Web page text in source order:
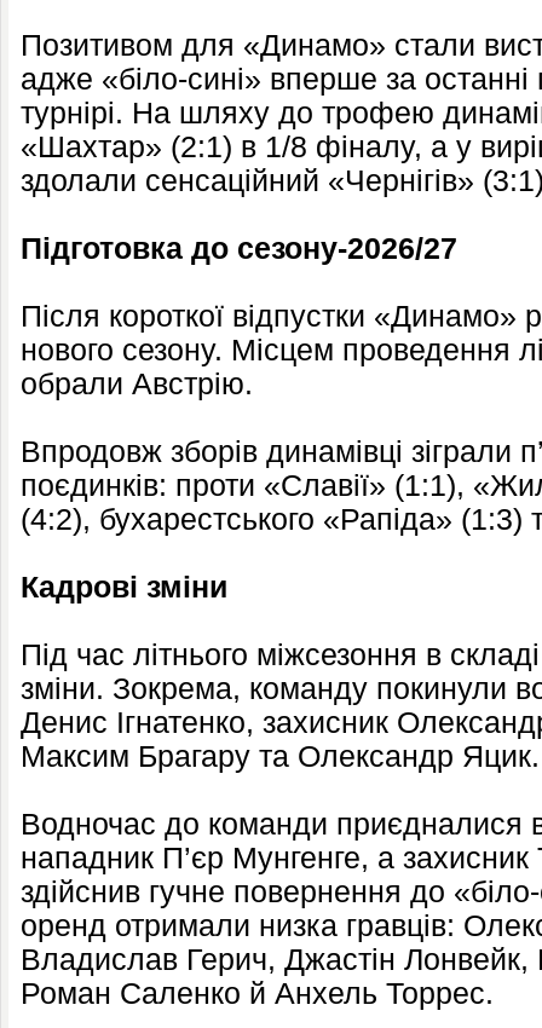
Позитивом для «Динамо» стали
адже «біло-сині» вперше за останні
турнірі. На шляху до трофею
«Шахтар» (2:1) в 1/8 фіналу, а у
здолали сенсаційний «Чернігів»
Підготовка до сезону-2026/27
Після короткої відпустки «Динамо»
нового сезону. Місцем проведення
обрали Австрію.
Впродовж зборів динамівці зіграли
поєдинків: проти «Славії» (1:1),
(4:2), бухарестського «Рапіда»
Кадрові зміни
Під час літнього міжсезоння в
зміни. Зокрема, команду покинули
Денис Ігнатенко, захисник
Максим Брагару та Олександр Яцик.
Водночас до команди приєдналися
нападник П’єр Мунгенге, а
здійснив гучне повернення до
оренд отримали низка гравців:
Владислав Герич, Джастін
Роман Саленко й Анхель Торрес.